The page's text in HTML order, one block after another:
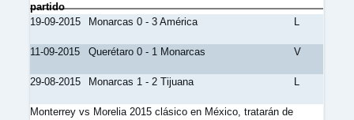
partido
19-09-2015 Monarcas 0 - 3 América L
11-09-2015 Querétaro 0 - 1 Monarcas V
29-08-2015 Monarcas 1 - 2 Tijuana L
Monterrey vs Morelia 2015 clásico en México, tratarán de